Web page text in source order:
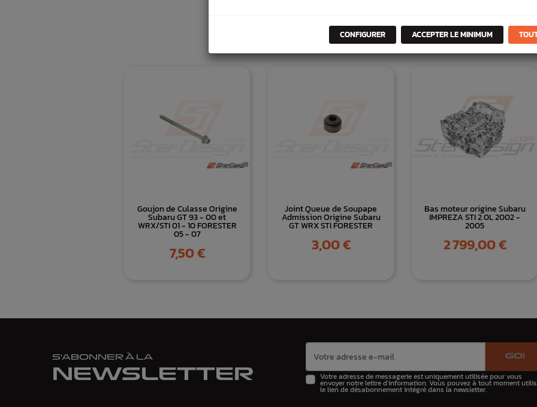
LA MÊME
Goujon de Culasse Origine
Subaru GT 93 - 00 et
WRX/STI 01 - 10 FORESTER
05 - 07
Prix
7,50 €
Joint Queue de Soupape
Admission Origine Subaru
GT WRX STI FORESTER
Prix
3,00 €
Bas moteur origine Subaru
IMPREZA STI 2.0L 2002 -
2005
Prix
2 799,00 €
S'ABONNER À LA
NEWSLETTER
GO!
Votre adresse de messagerie est uniquement utilisée pour vous
envoyer notre lettre d'information. Vous pouvez à tout moment
le lien de désabonnement intégré dans la newsletter.
CONFIGURER ACCEPTER LE MINIMUM